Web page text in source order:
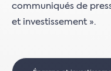
communiqués de
et investissement ».